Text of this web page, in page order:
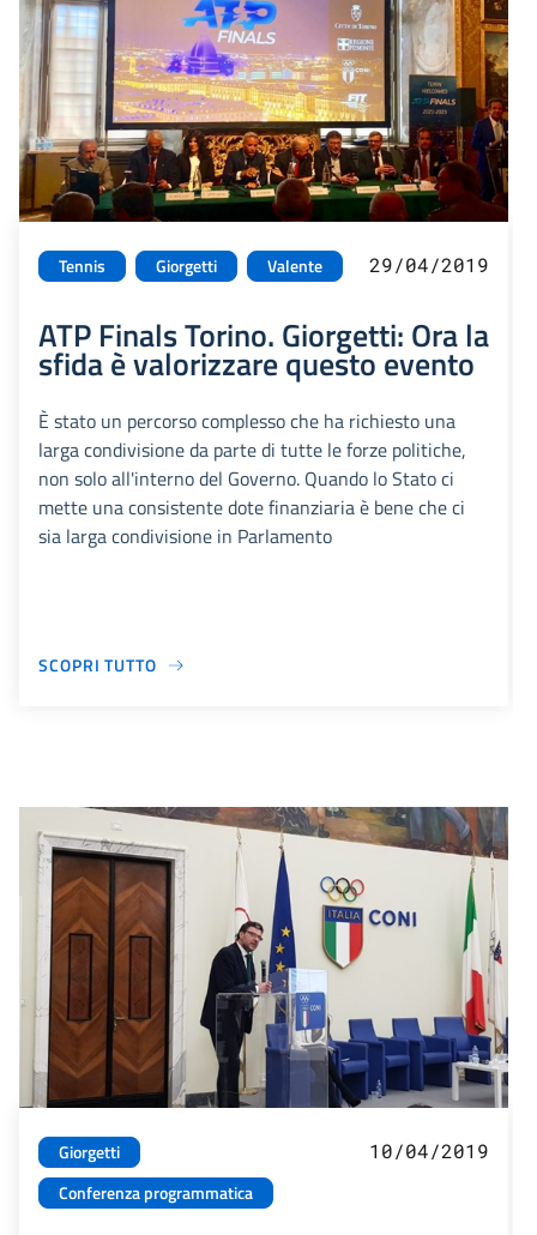
Tennis Giorgetti Valente 29/04/2019
ATP Finals Torino. Giorgetti: Ora la
sfida è valorizzare questo evento
È stato un percorso complesso che ha richiesto una
larga condivisione da parte di tutte le forze politiche,
non solo all'interno del Governo. Quando lo Stato ci
mette una consistente dote finanziaria è bene che ci
sia larga condivisione in Parlamento
SCOPRI TUTTO
Giorgetti
Conferenza programmatica
10/04/2019